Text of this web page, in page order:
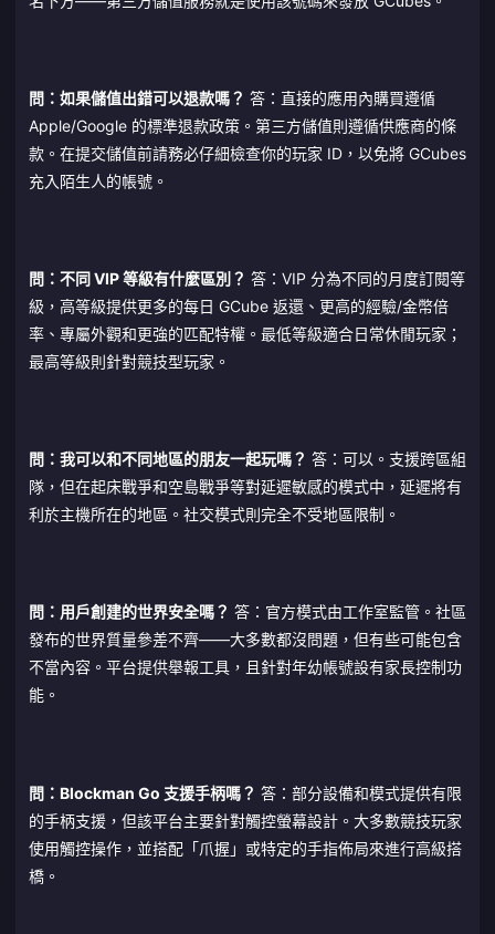
問：如果儲值出錯可以退款嗎？ 答：直接的應用內購買遵循
Apple/Google 的標準退款政策。第三方儲值則遵循供應商的條
款。在提交儲值前請務必仔細檢查你的玩家 ID，以免將 GCubes
充入陌生人的帳號。
問：不同 VIP 等級有什麼區別？ 答：VIP 分為不同的月度訂閱等
級，高等級提供更多的每日 GCube 返還、更高的經驗/金幣倍
率、專屬外觀和更強的匹配特權。最低等級適合日常休閒玩家；
最高等級則針對競技型玩家。
問：我可以和不同地區的朋友一起玩嗎？ 答：可以。支援跨區組
隊，但在起床戰爭和空島戰爭等對延遲敏感的模式中，延遲將有
利於主機所在的地區。社交模式則完全不受地區限制。
問：用戶創建的世界安全嗎？ 答：官方模式由工作室監管。社區
發布的世界質量參差不齊——大多數都沒問題，但有些可能包含
不當內容。平台提供舉報工具，且針對年幼帳號設有家長控制功
能。
問：Blockman Go 支援手柄嗎？ 答：部分設備和模式提供有限
的手柄支援，但該平台主要針對觸控螢幕設計。大多數競技玩家
使用觸控操作，並搭配「爪握」或特定的手指佈局來進行高級搭
橋。